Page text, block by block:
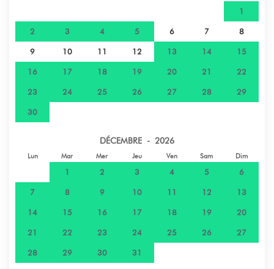
1
2 3 4 5 6 7 8
9 10 11 12 13 14 15
16 17 18 19 20 21 22
23 24 25 26 27 28 29
30
DÉCEMBRE - 2026
Lun Mar Mer Jeu Ven Sam Dim
1 2 3 4 5 6
7 8 9 10 11 12 13
14 15 16 17 18 19 20
21 22 23 24 25 26 27
28 29 30 31